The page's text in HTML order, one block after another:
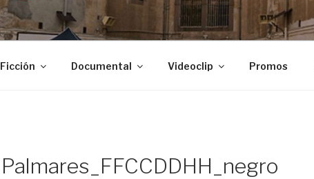
Ficción Documental Videoclip Promos
Palmares_FFCCDDHH_negro